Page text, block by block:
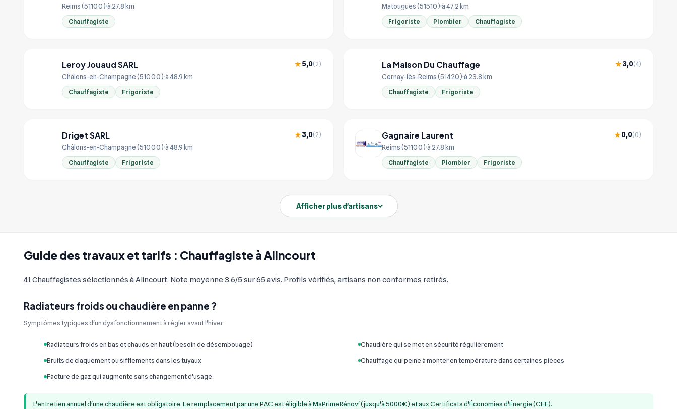
Guide des travaux et tarifs : Chauffagiste à Alincourt
41 Chauffagistes sélectionnés à Alincourt. Note moyenne 3.6/5 sur 65 avis. Profils vérifiés, artisans non conformes retirés.
Radiateurs froids ou chaudière en panne ?
Symptômes typiques d'un dysfonctionnement à régler avant l'hiver
Radiateurs froids en bas et chauds en haut (besoin de désembouage) Chaudière qui se met en sécurité régulièrement
Bruits de claquement ou sifflements dans les tuyaux Chauffage qui peine à monter en température dans certaines pièces
Facture de gaz qui augmente sans changement d'usage
L'entretien annuel d'une chaudière est obligatoire. Le remplacement par une PAC est éligible à MaPrimeRénov' (jusqu'à 5000€) et aux Certificats d'Économies d'Énergie (CEE).
Reims (51100) à 27.8 km
Chauffagiste
Matougues (51510) à 47.2 km
Frigoriste Plombier Chauffagiste
Leroy Jouaud SARL ★5,0(2)
Châlons-en-Champagne (51000) à 48.9 km
Chauffagiste Frigoriste
La Maison Du Chauffage ★3,0(4)
Cernay-lès-Reims (51420) à 23.8 km
Chauffagiste Frigoriste
Driget SARL ★3,0(2)
Châlons-en-Champagne (51000) à 48.9 km
Chauffagiste Frigoriste
Gagnaire Laurent ★0,0(0)
Reims (51100) à 27.8 km
Chauffagiste Plombier Frigoriste
Afficher plus d'artisans